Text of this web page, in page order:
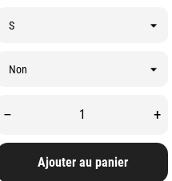
– +
Ajouter au panier